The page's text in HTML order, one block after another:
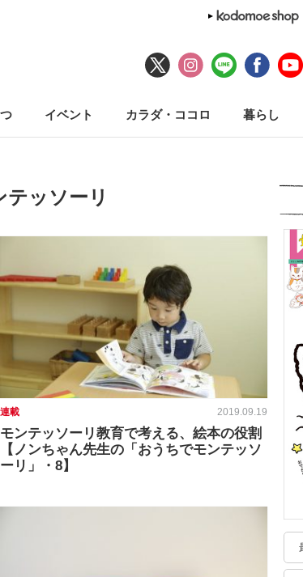
イベント カラダ・ココロ 暮らし
ッソーリ
連載 2019.09.19
モンテッソーリ教育で考える、絵本の役割
【ノンちゃん先生の「おうちでモンテッソ
ーリ」・8】